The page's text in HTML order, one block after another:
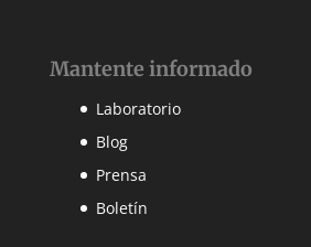
Mantente informado
Laboratorio
Blog
Prensa
Boletín